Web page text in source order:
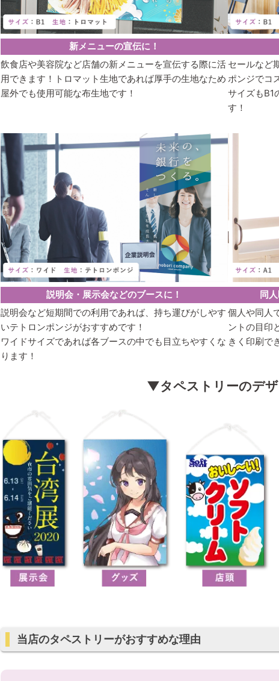
新メニューの宣伝に！
飲食店や美容院など店舗の新メニューを宣伝する際に活
用できます！トロマット生地であれば厚手の生地なため
屋外でも使用可能な布生地です！
セールなど
ポンジでコ
サイズもB1
す！
説明会・展示会などのブースに！
説明会など短期間での利用であれば、持ち運びがしやす
いテトロンポンジがおすすめです！
ワイドサイズであれば各ブースの中でも目立ちやすくな
ります！
同
個人や同人
ントの目印
きく印刷で
▼タペストリーのデザ
当店のタペストリーがおすすめな理由